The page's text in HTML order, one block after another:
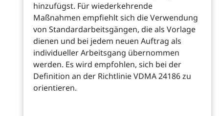
hinzufügst. Für wiederkehrende
Maßnahmen empfiehlt sich die Verwendung
von Standardarbeitsgängen, die als Vorlage
dienen und bei jedem neuen Auftrag als
individueller Arbeitsgang übernommen
werden. Es wird empfohlen, sich bei der
Definition an der Richtlinie VDMA 24186 zu
orientieren.